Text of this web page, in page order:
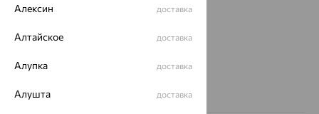
Цвет металла:
Страна происхождения:
РОССИЯ
Вид вставки:
Вес металла:
Алексин доставка
Алтайское доставка
Алупка доставка
Алушта доставка